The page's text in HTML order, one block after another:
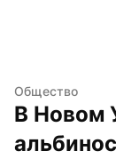
Общество
В Новом